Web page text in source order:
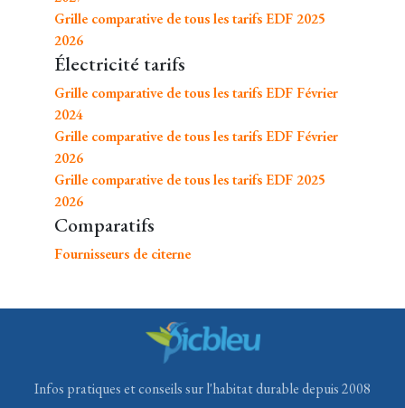
Grille comparative de tous les tarifs EDF 2025
2026
Électricité tarifs
Grille comparative de tous les tarifs EDF Février
2024
Grille comparative de tous les tarifs EDF Février
2026
Grille comparative de tous les tarifs EDF 2025
2026
Comparatifs
Fournisseurs de citerne
Infos pratiques et conseils sur l'habitat durable depuis 2008